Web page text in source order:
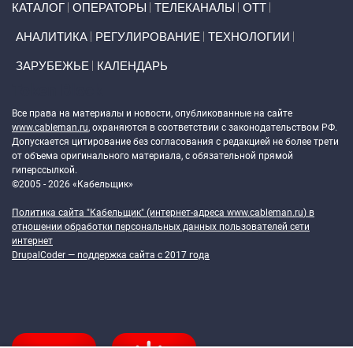
КАТАЛОГ ОПЕРАТОРЫ ТЕЛЕКАНАЛЫ ОТТ
АНАЛИТИКА РЕГУЛИРОВАНИЕ ТЕХНОЛОГИИ
ЗАРУБЕЖЬЕ КАЛЕНДАРЬ
Все права на материалы и новости, опубликованные на сайте
www.cableman.ru, охраняются в соответствии с законодательством РФ.
Допускается цитирование без согласования с редакцией не более трети
от объема оригинального материала, с обязательной прямой
гиперссылкой.
©2005 - 2026 «Кабельщик»
Политика сайта "Кабельщик" (интернет-адреса www.cableman.ru) в
отношении обработки персональных данных пользователей сети
интернет
DrupalCoder — поддержка сайта c 2017 года